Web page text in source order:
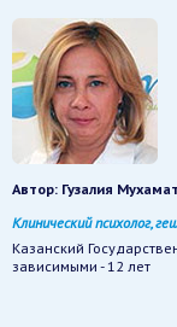
Автор: Гузалия
Клинический психолог,
Казанский
зависимыми - 12 лет